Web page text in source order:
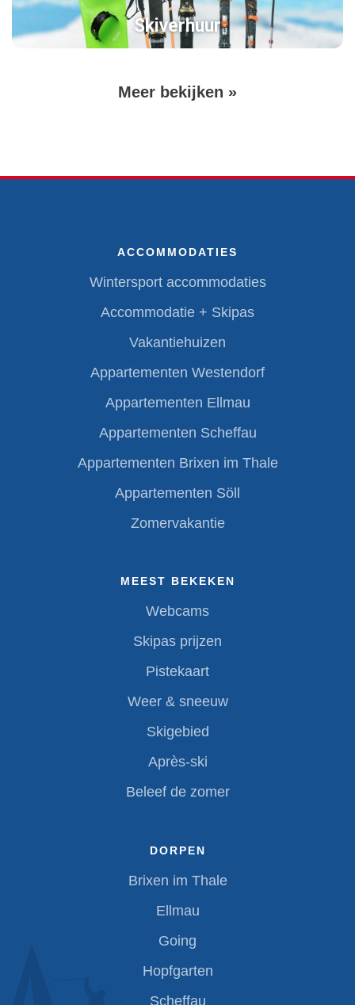
Skiverhuur
Volgende
Meer bekijken »
ACCOMMODATIES
Wintersport accommodaties
Accommodatie + Skipas
Vakantiehuizen
Appartementen Westendorf
Appartementen Ellmau
Appartementen Scheffau
Appartementen Brixen im Thale
Appartementen Söll
Zomervakantie
MEEST BEKEKEN
Webcams
Skipas prijzen
Pistekaart
Weer & sneeuw
Skigebied
Après-ski
Beleef de zomer
DORPEN
Brixen im Thale
Ellmau
Going
Hopfgarten
Scheffau